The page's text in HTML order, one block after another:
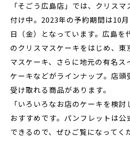
「そごう広島店」では、クリス
付け中。2023年の予約期間は10
日（金）となっています。広島を
のクリスマスケーキをはじめ、東
マスケーキ、さらに地元の有名ス
ケーキなどがラインナップ。店頭
受け取れる商品があります。
「いろいろなお店のケーキを検
おすすめです。パンフレットは公
できるので、ぜひご覧になってく